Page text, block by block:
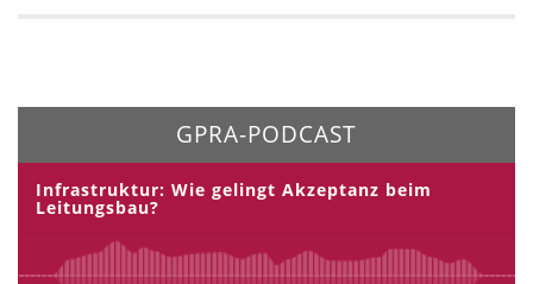
GPRA-PODCAST
Infrastruktur: Wie gelingt Akzeptanz beim
Leitungsbau?